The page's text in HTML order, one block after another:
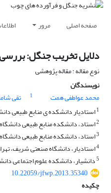
صفحه اصلی مرور
دلایل تخریب جنگل:
نوع مقاله : مقاله پژوهشی
نویسندگان
محمد عواطفی همت
1 تقی
1استادیار دانشکده ی منابع طبیعی
2استاد، دانشکده‌ منابع طبیعی
3استاد، دانشکده منابع طبیعی
4استادیار، دانشگاه صنعتی شریف،
5دانشیار، دانشکده علوم اجتماعی
10.22059/jfwp.2013.35340
چکیده